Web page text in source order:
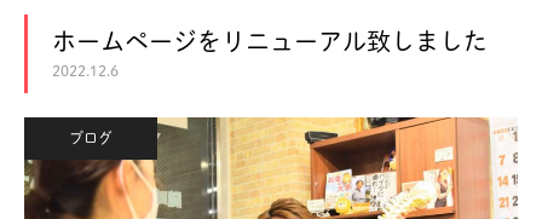
ホームページをリニューアル致しました
2022.12.6
ブログ